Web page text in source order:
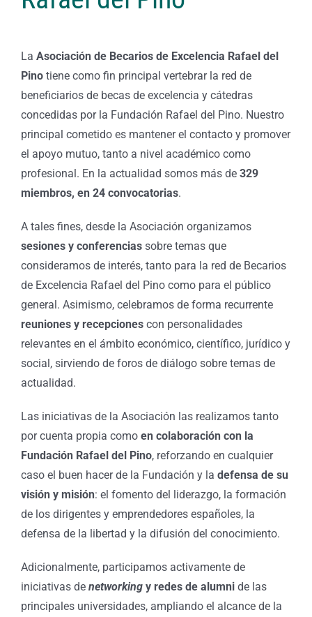
La Asociación de Becarios de Excelencia Rafael del
Pino tiene como fin principal vertebrar la red de
beneficiarios de becas de excelencia y cátedras
concedidas por la Fundación Rafael del Pino. Nuestro
principal cometido es mantener el contacto y promover
el apoyo mutuo, tanto a nivel académico como
profesional. En la actualidad somos más de 329
miembros, en 24 convocatorias.
A tales fines, desde la Asociación organizamos
sesiones y conferencias sobre temas que
consideramos de interés, tanto para la red de Becarios
de Excelencia Rafael del Pino como para el público
general. Asimismo, celebramos de forma recurrente
reuniones y recepciones con personalidades
relevantes en el ámbito económico, científico, jurídico y
social, sirviendo de foros de diálogo sobre temas de
actualidad.
Las iniciativas de la Asociación las realizamos tanto
por cuenta propia como en colaboración con la
Fundación Rafael del Pino, reforzando en cualquier
caso el buen hacer de la Fundación y la defensa de su
visión y misión: el fomento del liderazgo, la formación
de los dirigentes y emprendedores españoles, la
defensa de la libertad y la difusión del conocimiento.
Adicionalmente, participamos activamente de
iniciativas de networking y redes de alumni de las
principales universidades, ampliando el alcance de la